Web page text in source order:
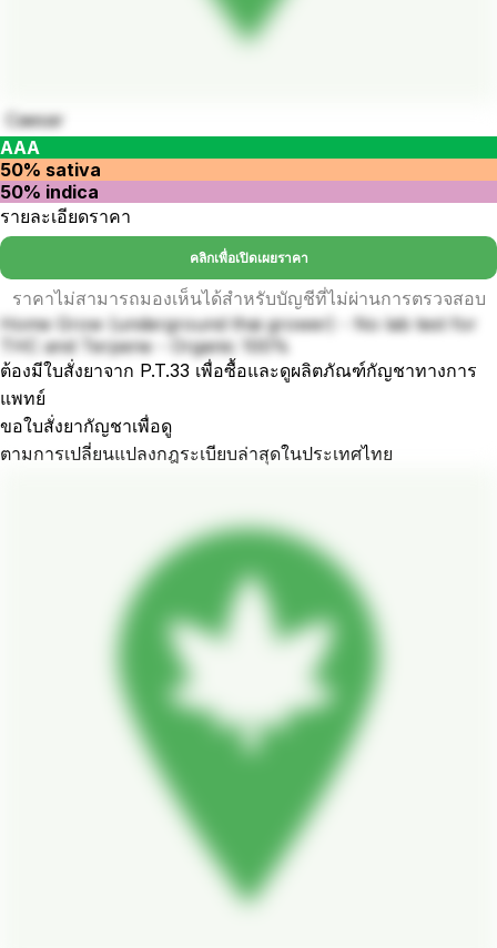
Caesar
AAA
50% sativa
50% indica
รายละเอียดราคา
คลิกเพื่อเปิดเผยราคา
ราคาไม่สามารถมองเห็นได้สำหรับบัญชีที่ไม่ผ่านการตรวจสอบ
Home Grow (underground thai grower) - No lab test for
THC and Terpene - Organic 100%
ต้องมีใบสั่งยาจาก P.T.33 เพื่อซื้อและดูผลิตภัณฑ์กัญชาทางการ
แพทย์
ขอใบสั่งยากัญชาเพื่อดู
ตามการเปลี่ยนแปลงกฎระเบียบล่าสุดในประเทศไทย